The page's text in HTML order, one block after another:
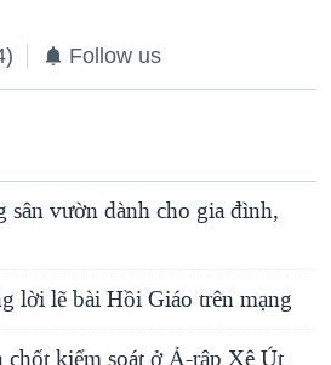
Follow us
sân vườn dành cho gia đình,
lời lẽ bài Hồi Giáo trên mạng